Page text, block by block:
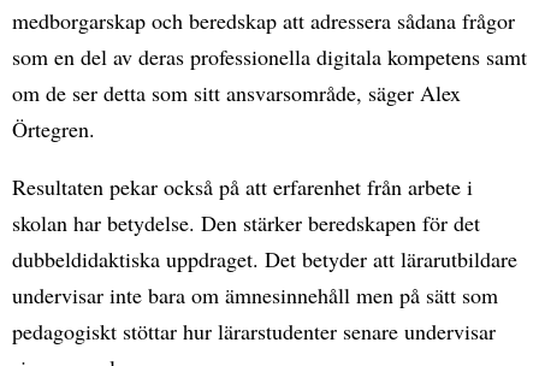
medborgarskap och beredskap att adressera sådana frågor
som en del av deras professionella digitala kompetens samt
om de ser detta som sitt ansvarsområde, säger Alex
Örtegren.
Resultaten pekar också på att erfarenhet från arbete i
skolan har betydelse. Den stärker beredskapen för det
dubbeldidaktiska uppdraget. Det betyder att lärarutbildare
undervisar inte bara om ämnesinnehåll men på sätt som
pedagogiskt stöttar hur lärarstudenter senare undervisar